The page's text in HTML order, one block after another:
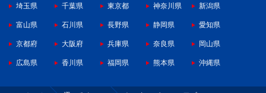
埼玉県 千葉県 東京都 神奈川県 新潟県
富山県 石川県 長野県 静岡県 愛知県
京都府 大阪府 兵庫県 奈良県 岡山県
広島県 香川県 福岡県 熊本県 沖縄県